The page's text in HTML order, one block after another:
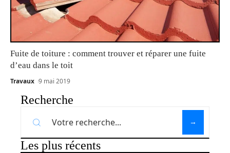
Fuite de toiture : comment trouver et réparer une fuite
d’eau dans le toit
Travaux 9 mai 2019
Recherche
Les plus récents